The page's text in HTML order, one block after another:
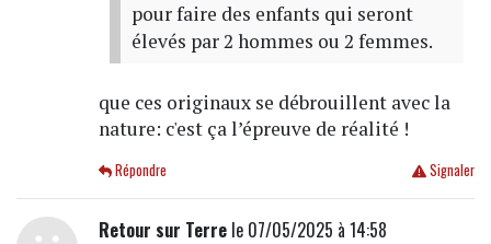
pour faire des enfants qui seront
élevés par 2 hommes ou 2 femmes.
que ces originaux se débrouillent avec la
nature: c'est ça l’épreuve de réalité !
Signaler
Répondre
Retour sur Terrele 07/05/2025 à 14:58